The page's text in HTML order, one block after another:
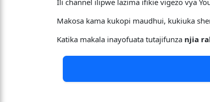
Makosa kama kukopi maudhui, kukiuka
Katika makala inayofuata tutajifunza njia